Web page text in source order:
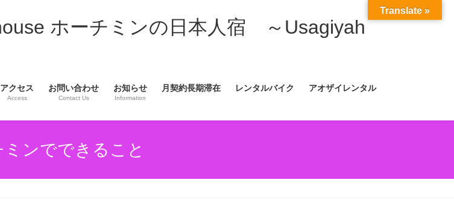
ホーチミンの日本人宿 ～Usagiyah
アクセス
Access
お問い合わせ
Contact Us
お知らせ
Information
月契約長期滞在 レンタルバイク アオザイレンタル
ミンでできること
Translate »